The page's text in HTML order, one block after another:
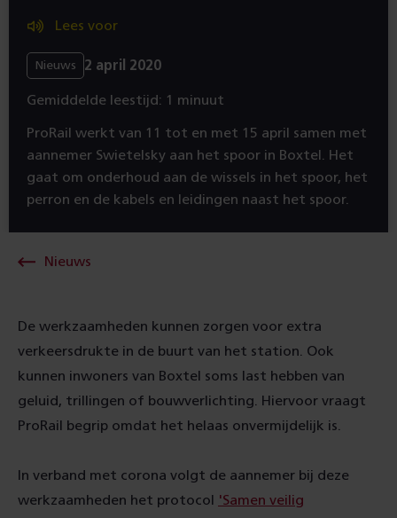
Lees voor
Nieuws 2 april 2020
Gemiddelde leestijd: 1 minuut
ProRail werkt van 11 tot en met 15 april samen met
aannemer Swietelsky aan het spoor in Boxtel. Het
gaat om onderhoud aan de wissels in het spoor, het
perron en de kabels en leidingen naast het spoor.
Nieuws
De werkzaamheden kunnen zorgen voor extra
verkeersdrukte in de buurt van het station. Ook
kunnen inwoners van Boxtel soms last hebben van
geluid, trillingen of bouwverlichting. Hiervoor vraagt
ProRail begrip omdat het helaas onvermijdelijk is.
In verband met corona volgt de aannemer bij deze
werkzaamheden het protocol
'Samen veilig